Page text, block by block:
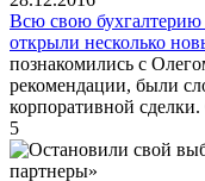
Всю свою бухгалтерию
открыли несколько
познакомились с
рекомендации, были
корпоративной
5